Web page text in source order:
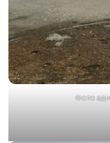
Фото